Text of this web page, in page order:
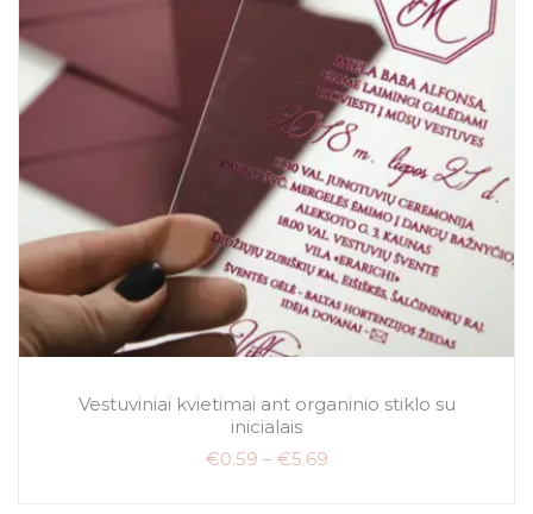
Vestuviniai kvietimai ant organinio stiklo su
inicialais
€0.59 – €5.69